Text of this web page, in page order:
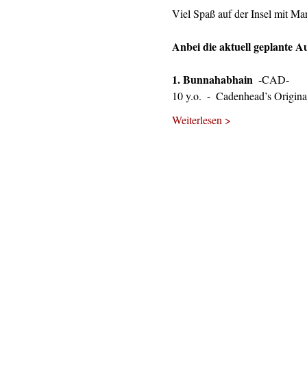
Viel Spaß auf der Insel mit
Anbei die aktuell geplante
1. Bunnahabhain -CAD-
10 y.o.  -  Cadenhead’s
Weiterlesen >